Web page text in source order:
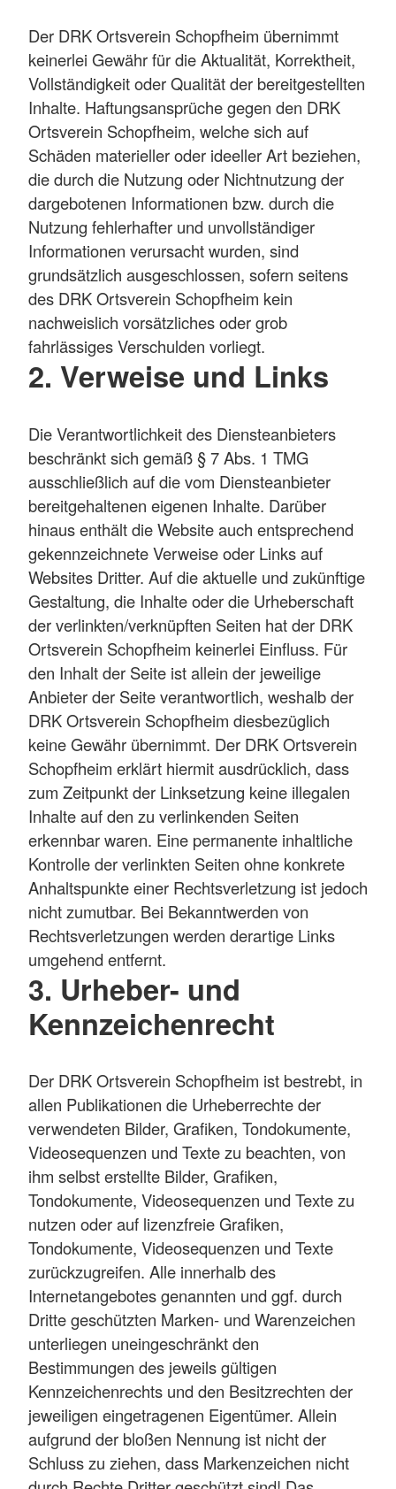
Der DRK Ortsverein Schopfheim übernimmt
keinerlei Gewähr für die Aktualität, Korrektheit,
Vollständigkeit oder Qualität der bereitgestellten
Inhalte. Haftungsansprüche gegen den DRK
Ortsverein Schopfheim, welche sich auf
Schäden materieller oder ideeller Art beziehen,
die durch die Nutzung oder Nichtnutzung der
dargebotenen Informationen bzw. durch die
Nutzung fehlerhafter und unvollständiger
Informationen verursacht wurden, sind
grundsätzlich ausgeschlossen, sofern seitens
des DRK Ortsverein Schopfheim kein
nachweislich vorsätzliches oder grob
fahrlässiges Verschulden vorliegt.
2. Verweise und Links
Die Verantwortlichkeit des Diensteanbieters
beschränkt sich gemäß § 7 Abs. 1 TMG
ausschließlich auf die vom Diensteanbieter
bereitgehaltenen eigenen Inhalte. Darüber
hinaus enthält die Website auch entsprechend
gekennzeichnete Verweise oder Links auf
Websites Dritter. Auf die aktuelle und zukünftige
Gestaltung, die Inhalte oder die Urheberschaft
der verlinkten/verknüpften Seiten hat der DRK
Ortsverein Schopfheim keinerlei Einfluss. Für
den Inhalt der Seite ist allein der jeweilige
Anbieter der Seite verantwortlich, weshalb der
DRK Ortsverein Schopfheim diesbezüglich
keine Gewähr übernimmt. Der DRK Ortsverein
Schopfheim erklärt hiermit ausdrücklich, dass
zum Zeitpunkt der Linksetzung keine illegalen
Inhalte auf den zu verlinkenden Seiten
erkennbar waren. Eine permanente inhaltliche
Kontrolle der verlinkten Seiten ohne konkrete
Anhaltspunkte einer Rechtsverletzung ist jedoch
nicht zumutbar. Bei Bekanntwerden von
Rechtsverletzungen werden derartige Links
umgehend entfernt.
3. Urheber- und
Kennzeichenrecht
Der DRK Ortsverein Schopfheim ist bestrebt, in
allen Publikationen die Urheberrechte der
verwendeten Bilder, Grafiken, Tondokumente,
Videosequenzen und Texte zu beachten, von
ihm selbst erstellte Bilder, Grafiken,
Tondokumente, Videosequenzen und Texte zu
nutzen oder auf lizenzfreie Grafiken,
Tondokumente, Videosequenzen und Texte
zurückzugreifen. Alle innerhalb des
Internetangebotes genannten und ggf. durch
Dritte geschützten Marken- und Warenzeichen
unterliegen uneingeschränkt den
Bestimmungen des jeweils gültigen
Kennzeichenrechts und den Besitzrechten der
jeweiligen eingetragenen Eigentümer. Allein
aufgrund der bloßen Nennung ist nicht der
Schluss zu ziehen, dass Markenzeichen nicht